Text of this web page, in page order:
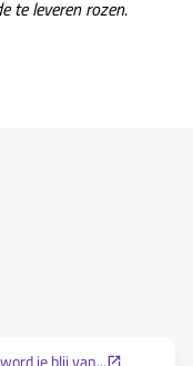
te leveren rozen.